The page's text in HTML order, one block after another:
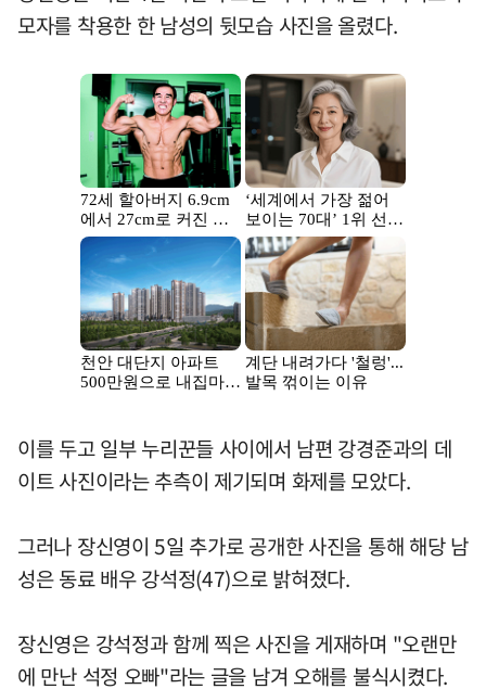
모자를 착용한 한 남성의 뒷모습 사진을 올렸다.
이를 두고 일부 누리꾼들 사이에서 남편 강경준과의 데
이트 사진이라는 추측이 제기되며 화제를 모았다.
그러나 장신영이 5일 추가로 공개한 사진을 통해 해당 남
성은 동료 배우 강석정(47)으로 밝혀졌다.
장신영은 강석정과 함께 찍은 사진을 게재하며 "오랜만
에 만난 석정 오빠"라는 글을 남겨 오해를 불식시켰다.